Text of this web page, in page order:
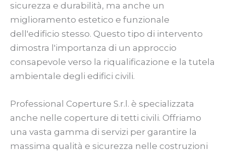
sicurezza e durabilità, ma anche un
miglioramento estetico e funzionale
dell'edificio stesso. Questo tipo di intervento
dimostra l'importanza di un approccio
consapevole verso la riqualificazione e la tutela
ambientale degli edifici civili.
Professional Coperture S.r.l. è specializzata
anche nelle coperture di tetti civili. Offriamo
una vasta gamma di servizi per garantire la
massima qualità e sicurezza nelle costruzioni